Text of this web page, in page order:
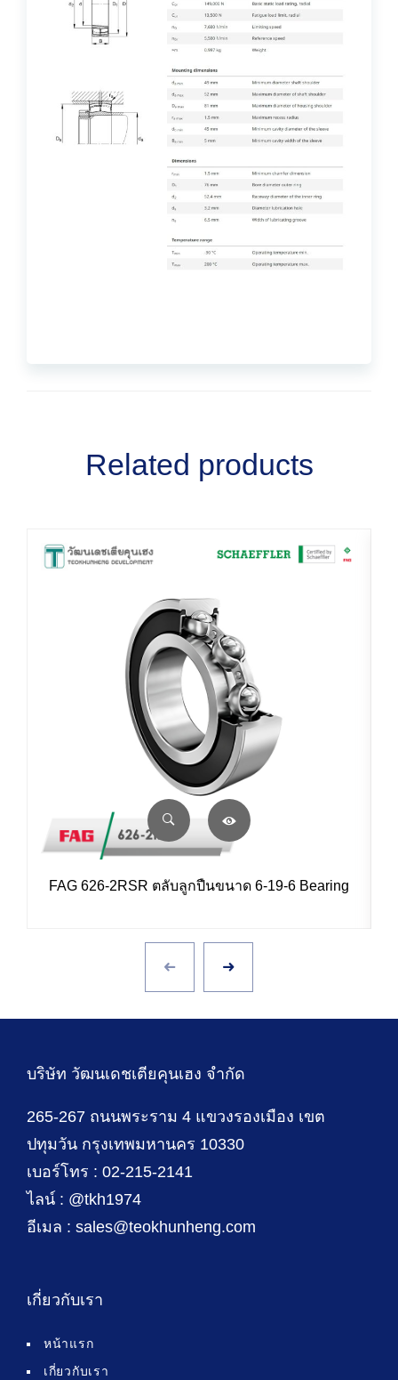
Related products
FAG 626-2RSR ตลับลูกปืนขนาด 6-19-6 Bearing
บริษัท วัฒนเดชเตียคุนเฮง จำกัด
265-267 ถนนพระราม 4 แขวงรองเมือง เขต
ปทุมวัน กรุงเทพมหานคร 10330
เบอร์โทร : 02-215-2141
ไลน์ : @tkh1974
อีเมล : sales@teokhunheng.com
เกี่ยวกับเรา
หน้าแรก
เกี่ยวกับเรา